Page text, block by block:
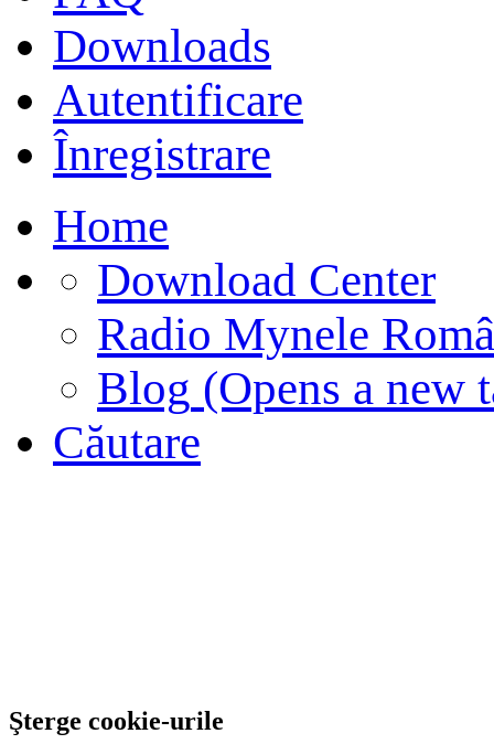
Downloads
Autentificare
Înregistrare
Home
Download Center
Radio Mynele
Blog (Opens a new
Căutare
Şterge cookie-urile